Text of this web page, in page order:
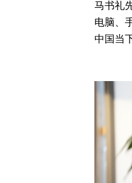
马书礼
电脑、
中国当